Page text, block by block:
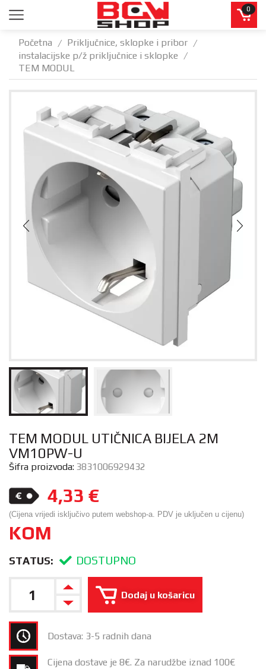
0
Početna / Priključnice, sklopke i pribor /
instalacijske p/ž priključnice i sklopke /
TEM MODUL
TEM MODUL UTIČNICA BIJELA 2M
VM10PW-U
Šifra proizvoda: 3831006929432
4,33 €
(Cijena vrijedi isključivo putem webshop-a. PDV je uključen u cijenu)
KOM
STATUS: DOSTUPNO
Dodaj u košaricu
Dostava: 3-5 radnih dana
Cijena dostave je 8€. Za narudžbe iznad 100€